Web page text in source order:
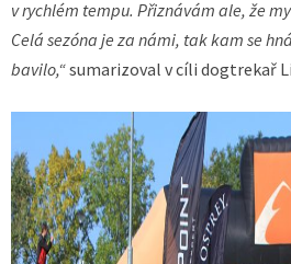
v rychlém tempu. Přiznávám ale, že
Celá sezóna je za námi, tak kam se
bavilo,“sumarizoval v cíli dogtrekař